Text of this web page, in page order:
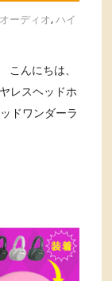
ーディオ, ハイ
んにちは、
レスヘッドホ
ドワンダーラ